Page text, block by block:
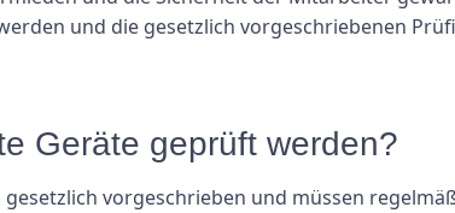
und die gesetzlich vorgeschriebenen
Geräte geprüft werden?
vorgeschrieben und müssen